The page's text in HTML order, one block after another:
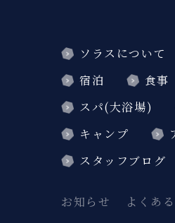
ソラスについて
宿泊
食事
スパ(大浴場)
キャンプ
スタッフブログ
お知らせ よくあ